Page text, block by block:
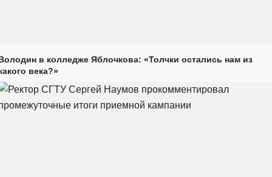
в колледже Яблочкова: «Толчки остались нам из
века?»